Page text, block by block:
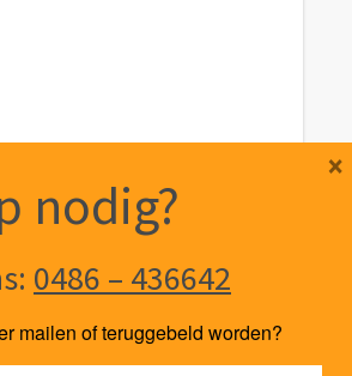
nodig?
0486 – 436642
mailen of teruggebeld worden?
×